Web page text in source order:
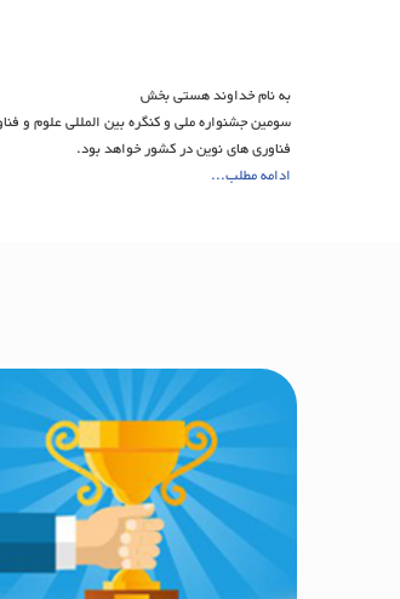
به نام خداوند هستی‌ بخش
سومین جشنواره ملی و کنگره بین المللی علوم و
فناوری های نوین در کشور خواهد بود.
ادامه مطلب...